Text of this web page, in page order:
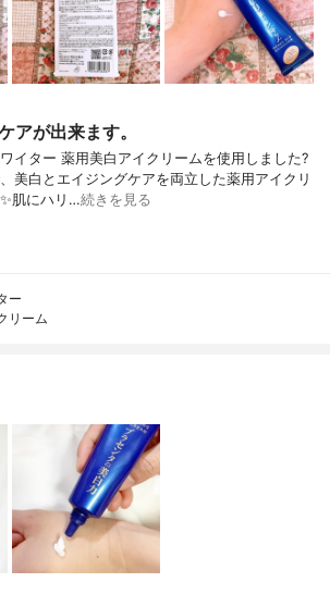
アが出来ます。
イター 薬用美白アイクリームを使用しました?
美白とエイジングケアを両立した薬用アイクリ
肌にハリ…続きを見る
ー
リーム